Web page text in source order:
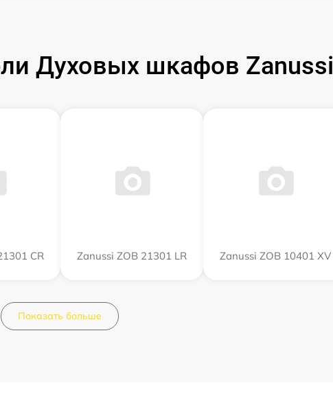
Духовых шкафов Zanussi
CR Zanussi ZOB 21301 LR Zanussi ZOB 10401 XV
Показать больше